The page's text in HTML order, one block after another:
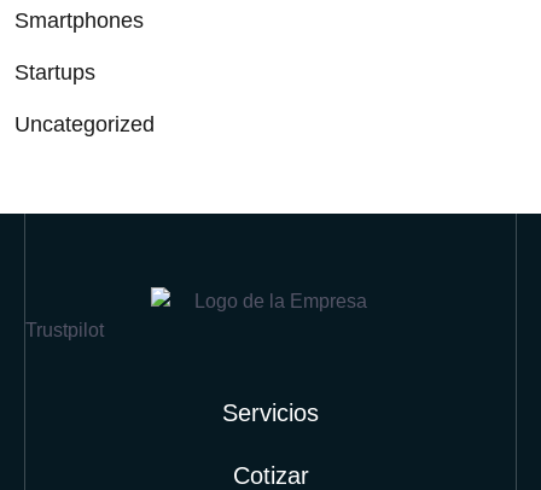
Smartphones
Startups
Uncategorized
Trustpilot
Servicios
Cotizar